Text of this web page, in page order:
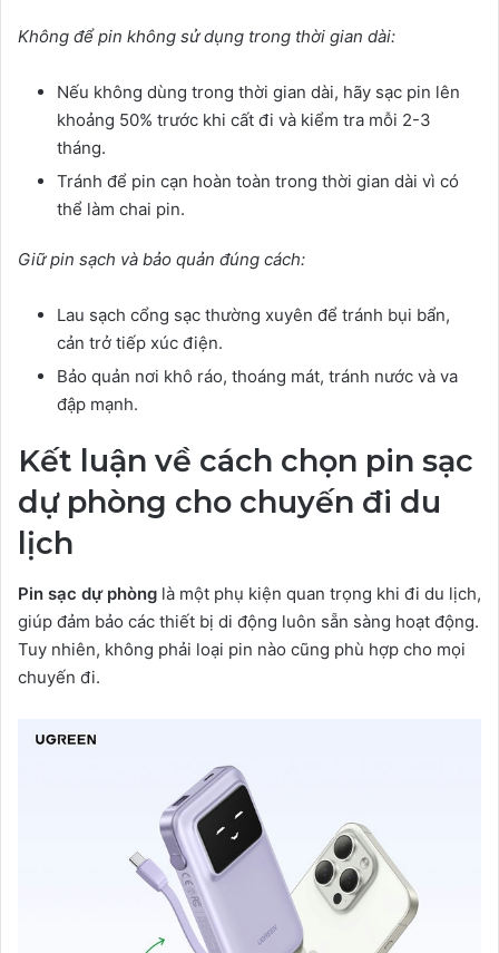
Không để pin không sử dụng trong thời gian dài:
Nếu không dùng trong thời gian dài, hãy sạc pin lên
khoảng 50% trước khi cất đi và kiểm tra mỗi 2-3
tháng.
Tránh để pin cạn hoàn toàn trong thời gian dài vì có
thể làm chai pin.
Giữ pin sạch và bảo quản đúng cách:
Lau sạch cổng sạc thường xuyên để tránh bụi bẩn,
cản trở tiếp xúc điện.
Bảo quản nơi khô ráo, thoáng mát, tránh nước và va
đập mạnh.
Kết luận về cách chọn pin sạc
dự phòng cho chuyến đi du
lịch
Pin sạc dự phòng là một phụ kiện quan trọng khi đi du lịch,
giúp đảm bảo các thiết bị di động luôn sẵn sàng hoạt động.
Tuy nhiên, không phải loại pin nào cũng phù hợp cho mọi
chuyến đi.